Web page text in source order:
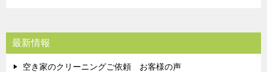
最新情報
空き家のクリーニングご依頼 お客様の声